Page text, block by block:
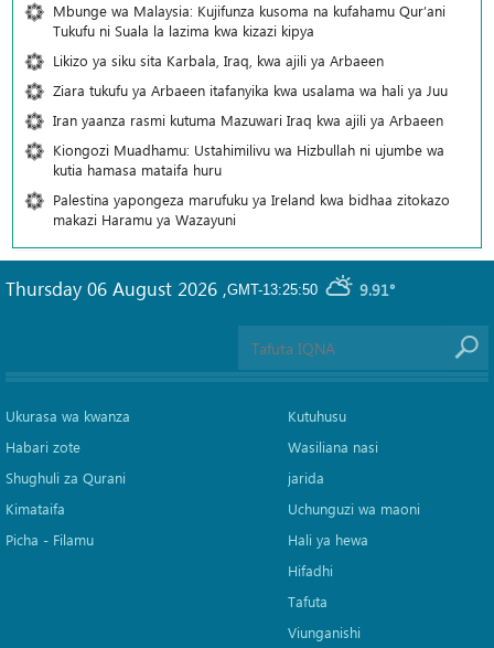
Mbunge wa Malaysia: Kujifunza kusoma na kufahamu Qur’ani
Tukufu ni Suala la lazima kwa kizazi kipya
Likizo ya siku sita Karbala, Iraq, kwa ajili ya Arbaeen
Ziara tukufu ya Arbaeen itafanyika kwa usalama wa hali ya Juu
Iran yaanza rasmi kutuma Mazuwari Iraq kwa ajili ya Arbaeen
Kiongozi Muadhamu: Ustahimilivu wa Hizbullah ni ujumbe wa
kutia hamasa mataifa huru
Palestina yapongeza marufuku ya Ireland kwa bidhaa zitokazo
makazi Haramu ya Wazayuni
GMT-13:25:50 9.91°
Thursday 06 August 2026 ,
Ukurasa wa kwanza
Habari zote
Shughuli za Qurani
Kimataifa
Picha‎ - Filamu‎
Kutuhusu
Wasiliana nasi
jarida
Uchunguzi wa maoni
Hali ya hewa
Hifadhi
Tafuta
Viunganishi